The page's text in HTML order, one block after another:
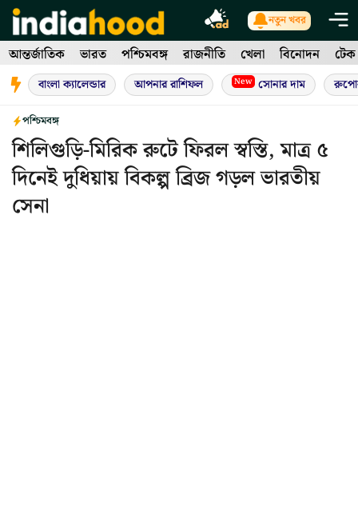
Skip
to
content
নতুন খবর
আন্তর্জাতিক ভারত পশ্চিমবঙ্গ রাজনীতি খেলা বিনোদন টেক
বাংলা ক্যালেন্ডার আপনার রাশিফল New সোনার দাম
পশ্চিমবঙ্গ
শিলিগুড়ি-মিরিক রুটে ফিরল স্বস্তি, মাত্র ৫
দিনেই দুধিয়ায় বিকল্প ব্রিজ গড়ল ভারতীয়
সেনা